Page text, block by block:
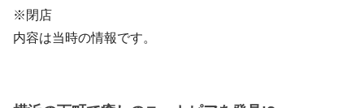
※閉店
内容は当時の情報です。